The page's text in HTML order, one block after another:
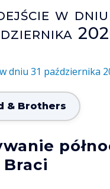
w dniu
& Brothers